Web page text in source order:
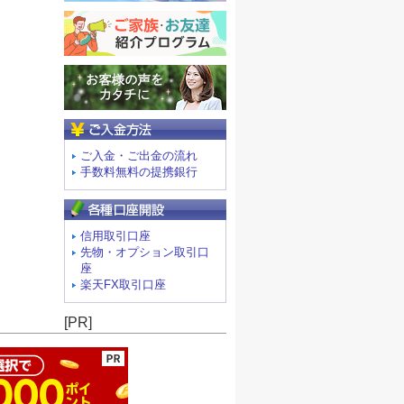
ご入金・ご出金の流れ
手数料無料の提携銀行
信用取引口座
先物・オプション取引口
座
楽天FX取引口座
[PR]